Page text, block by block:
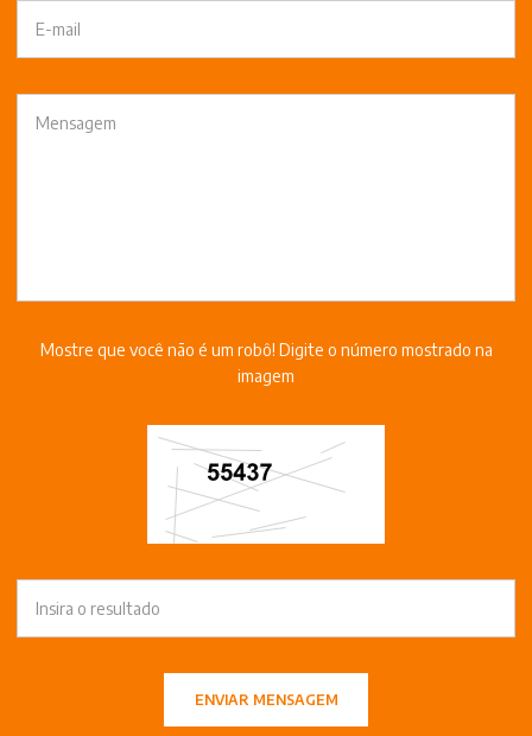
Mostre que você não é um robô! Digite o número mostrado na
imagem
ENVIAR MENSAGEM